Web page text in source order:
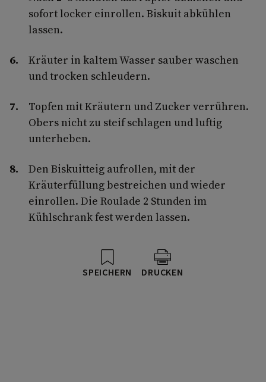
sofort locker einrollen. Biskuit abkühlen
lassen.
Kräuter in kaltem Wasser sauber waschen
und trocken schleudern.
Topfen mit Kräutern und Zucker verrühren.
Obers nicht zu steif schlagen und luftig
unterheben.
Den Biskuitteig aufrollen, mit der
Kräuterfüllung bestreichen und wieder
einrollen. Die Roulade 2 Stunden im
Kühlschrank fest werden lassen.
SPEICHERN DRUCKEN